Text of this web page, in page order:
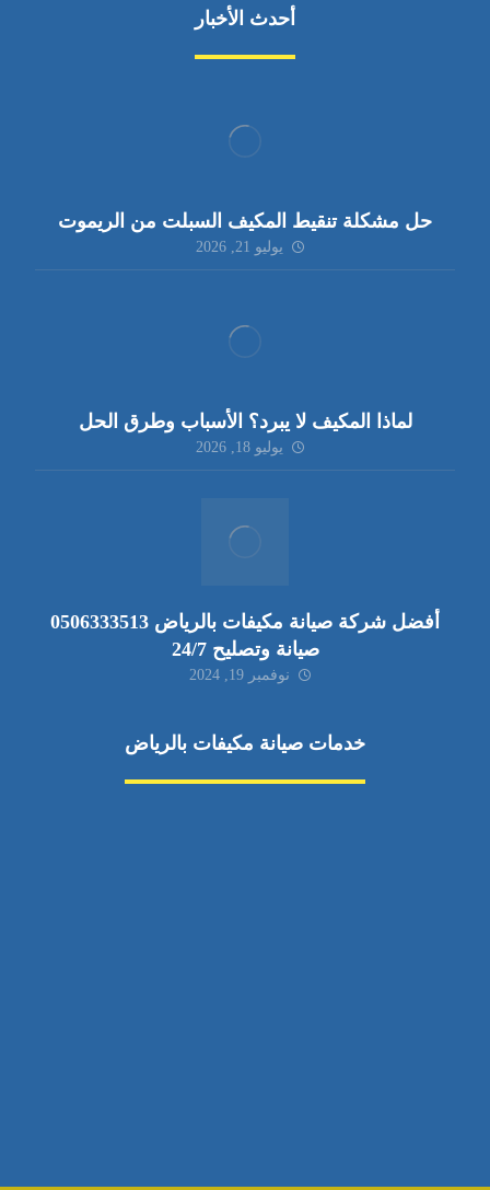
أحدث الأخبار
حل مشكلة تنقيط المكيف السبلت من الريموت
يوليو 21, 2026
لماذا المكيف لا يبرد؟ الأسباب وطرق الحل
يوليو 18, 2026
أفضل شركة صيانة مكيفات بالرياض 0506333513
صيانة وتصليح 24/7
نوفمبر 19, 2024
خدمات صيانة مكيفات بالرياض